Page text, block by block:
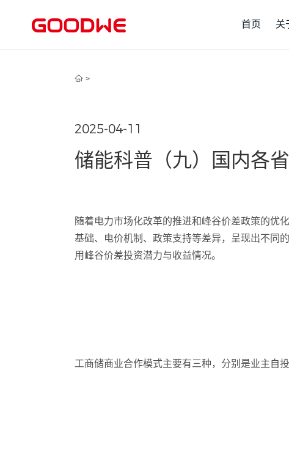
首页 关
>
2025-04-11
储能科普（九）国内各
随着电力市场化改革的推进和峰谷价差政策的优
基础、电价机制、政策支持等差异，呈现出不同
用峰谷价差投资潜力与收益情况。
工商储商业合作模式主要有三种，分别是业主自